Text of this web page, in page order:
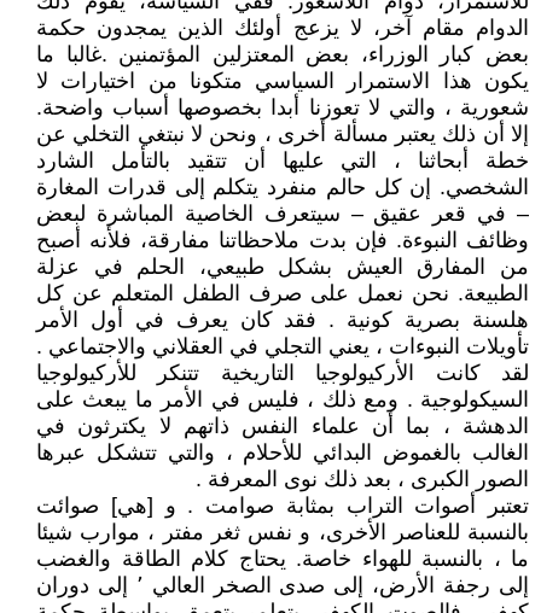
الدوام مقام آخر، لا يزعج أولئك الذين يمجدون حكمة
بعض كبار الوزراء، بعض المعتزلين المؤتمنين .غالبا ما
يكون هذا الاستمرار السياسي متكونا من اختيارات لا
شعورية ، والتي لا تعوزنا أبدا بخصوصها أسباب واضحة.
إلا أن ذلك يعتبر مسألة أخرى ، ونحن لا نبتغي التخلي عن
خطة أبحاثنا ، التي عليها أن تتقيد بالتأمل الشارد
الشخصي. إن كل حالم منفرد يتكلم إلى قدرات المغارة
– في قعر عقيق – سيتعرف الخاصية المباشرة لبعض
وظائف النبوءة. فإن بدت ملاحظاتنا مفارقة، فلأنه أصبح
من المفارق العيش بشكل طبيعي، الحلم في عزلة
الطبيعة. نحن نعمل على صرف الطفل المتعلم عن كل
هلسنة بصرية كونية . فقد كان يعرف في أول الأمر
تأويلات النبوءات ، يعني التجلي في العقلاني والاجتماعي .
لقد كانت الأركيولوجيا التاريخية تتنكر للأركيولوجيا
السيكولوجية . ومع ذلك ، فليس في الأمر ما يبعث على
الدهشة ، بما أن علماء النفس ذاتهم لا يكترثون في
الغالب بالغموض البدائي للأحلام ، والتي تتشكل عبرها
الصور الكبرى ، بعد ذلك نوى المعرفة .
تعتبر أصوات التراب بمثابة صوامت . و [هي] صوائت
بالنسبة للعناصر الأخرى، و نفس ثغر مفتر ، موارب شيئا
ما ، بالنسبة للهواء خاصة. يحتاج كلام الطاقة والغضب
إلى رجفة الأرض، إلى صدى الصخر العالي ٬ إلى دوران